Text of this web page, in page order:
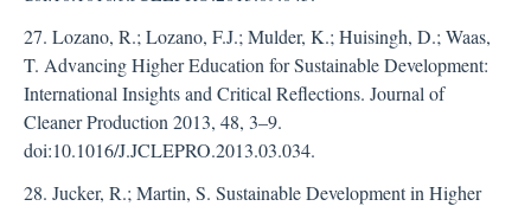
27. Lozano, R.; Lozano, F.J.; Mulder, K.; Huisingh, D.; Waas,
T. Advancing Higher Education for Sustainable Development:
International Insights and Critical Reflections. Journal of
Cleaner Production 2013, 48, 3–9.
doi:10.1016/J.JCLEPRO.2013.03.034.
28. Jucker, R.; Martin, S. Sustainable Development in Higher